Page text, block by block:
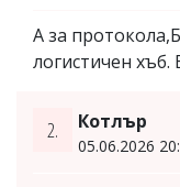
А за
логистичен
2. Котлър
05.06.2026